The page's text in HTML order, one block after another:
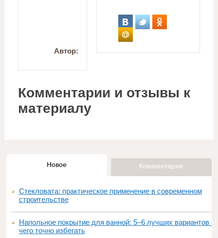
Автор:
Комментарии и отзывы к
материалу
Новое Комментарии
Стекловата: практическое применение в современном
строительстве
Напольное покрытие для ванной: 5–6 лучших вариантов и
чего точно избегать